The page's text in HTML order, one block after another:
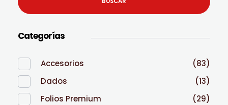
Categorías
Accesorios
(83)
Dados
(13)
Folios Premium
(29)